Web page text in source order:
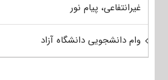
غیرانتفاعی، پیام نور
وام دانشجویی دانشگاه آزاد